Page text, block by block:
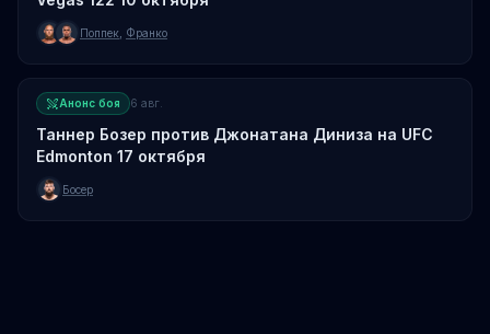
Поппек Франко
Анонс боя 6 авг.
Таннер Бозер против Джонатана Диниза на UFC
Edmonton 17 октября
Босер